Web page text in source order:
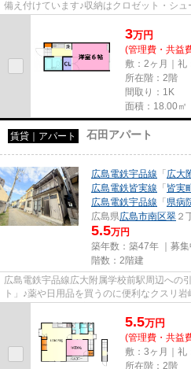
備え付けています♪収納はクロゼット・シ
3万円
(管理費・共益
敷：2ヶ月｜礼
所在階：2階
間取り：1K
面積：18.00㎡
賃貸｜アパート 石田アパート
広島電鉄宇品線 「 広大
広島電鉄皆実線 「 皆実
広島電鉄宇品線 「 県病
広島県広島市南区翠 ２
5.5万円
築年数：築47年 ｜募集
階数：2階建
広島電鉄宇品線広大附属学校前駅周辺への
ト」♪薬や日用品を買うのに便利なクスリ
5.5万円
(管理費・共益
敷：3ヶ月｜礼
所在階：2階